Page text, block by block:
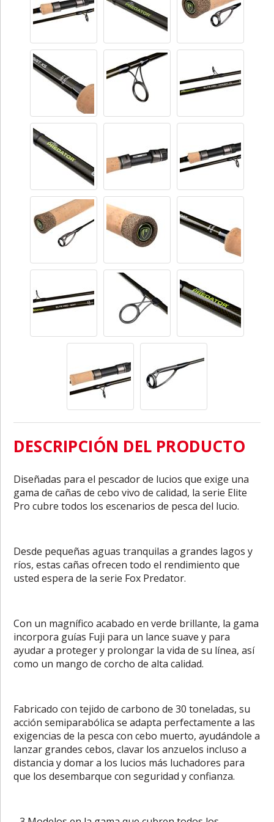
DESCRIPCIÓN DEL PRODUCTO
Diseñadas para el pescador de lucios que exige una
gama de cañas de cebo vivo de calidad, la serie Elite
Pro cubre todos los escenarios de pesca del lucio.
Desde pequeñas aguas tranquilas a grandes lagos y
ríos, estas cañas ofrecen todo el rendimiento que
usted espera de la serie Fox Predator.
Con un magnífico acabado en verde brillante, la gama
incorpora guías Fuji para un lance suave y para
ayudar a proteger y prolongar la vida de su línea, así
como un mango de corcho de alta calidad.
Fabricado con tejido de carbono de 30 toneladas, su
acción semiparabólica se adapta perfectamente a las
exigencias de la pesca con cebo muerto, ayudándole a
lanzar grandes cebos, clavar los anzuelos incluso a
distancia y domar a los lucios más luchadores para
que los desembarque con seguridad y confianza.